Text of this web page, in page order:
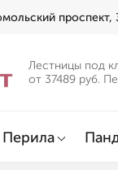
проспект,
Лестницы под
от 37489 руб.
Перила